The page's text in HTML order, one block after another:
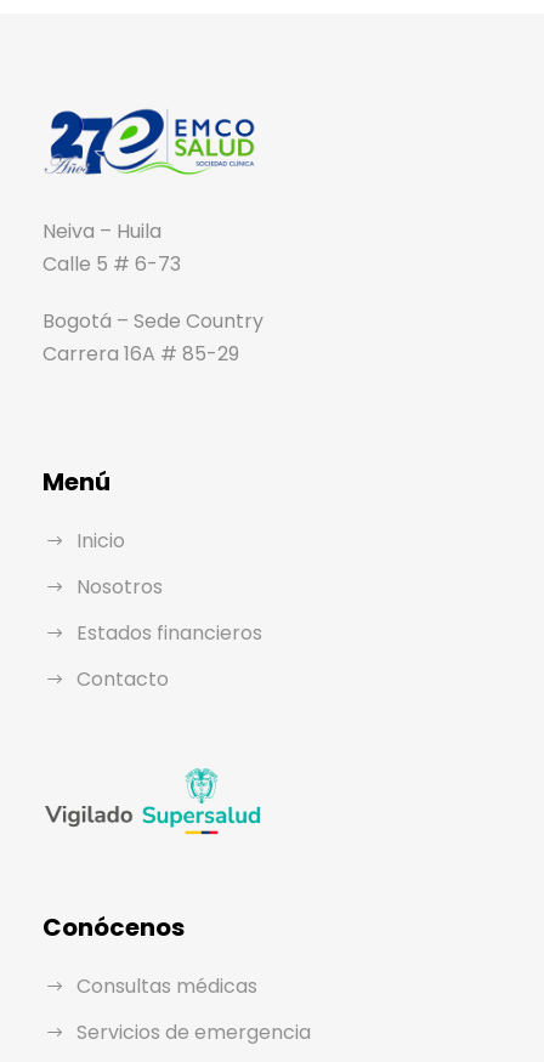
Neiva – Huila
Calle 5 # 6-73
Bogotá – Sede Country
Carrera 16A # 85-29
Menú
Inicio
Nosotros
Estados financieros
Contacto
Conócenos
Consultas médicas
Servicios de emergencia